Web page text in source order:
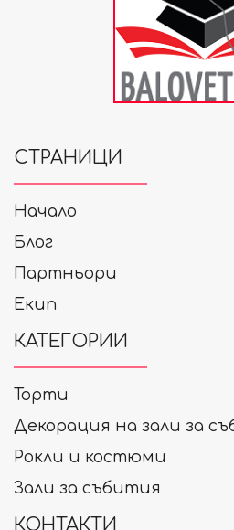
СТРАНИЦИ
Начало
Блог
Партньори
Екип
КАТЕГОРИИ
Торти
Декорация на зали за
Рокли и костюми
Зали за събития
КОНТАКТИ